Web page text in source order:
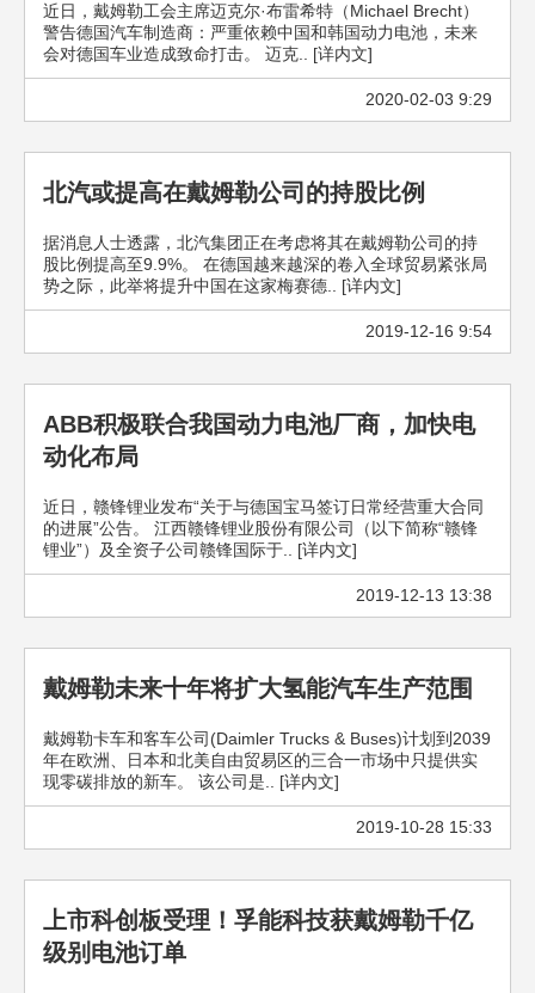
近日，戴姆勒工会主席迈克尔·布雷希特（Michael Brecht）
警告德国汽车制造商：严重依赖中国和韩国动力电池，未来
会对德国车业造成致命打击。 迈克.. [详内文]
2020-02-03 9:29
北汽或提高在戴姆勒公司的持股比例
据消息人士透露，北汽集团正在考虑将其在戴姆勒公司的持
股比例提高至9.9%。 在德国越来越深的卷入全球贸易紧张局
势之际，此举将提升中国在这家梅赛德.. [详内文]
2019-12-16 9:54
ABB积极联合我国动力电池厂商，加快电
动化布局
近日，赣锋锂业发布“关于与德国宝马签订日常经营重大合同
的进展”公告。 江西赣锋锂业股份有限公司（以下简称“赣锋
锂业”）及全资子公司赣锋国际于.. [详内文]
2019-12-13 13:38
戴姆勒未来十年将扩大氢能汽车生产范围
戴姆勒卡车和客车公司(Daimler Trucks & Buses)计划到2039
年在欧洲、日本和北美自由贸易区的三合一市场中只提供实
现零碳排放的新车。 该公司是.. [详内文]
2019-10-28 15:33
上市科创板受理！孚能科技获戴姆勒千亿
级别电池订单